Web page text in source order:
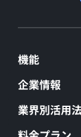
機能
企業情報
業界別活用